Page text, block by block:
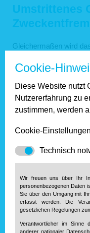
Umstrittenes
Gleichermaßen wird
solche Regelung
Aus Sicht von
Kommunen, solche
Auswüchse bei der
werden könnten.
Hoffnung machte die
und den von Haus &
den Dachausbau zur
gearbeitet. Die dabei
Cookie-
Diese Website nutzt
Nutzererfahrung zu
zustimmen, werden
Cookie-Einstellungen
Technisch
Wir freuen uns über Ihr
personenbezogenen Daten
Sie über den Umgang mit
erfasst werden. Die
gesetzlichen Regelungen
Verantwortlicher im Sinne
anderer nationaler